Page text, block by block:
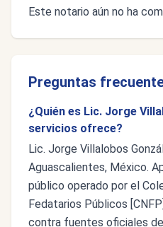
Este notario aún no ha
Preguntas
¿Quién es Lic. Jorge
servicios ofrece?
Lic. Jorge Villalobos
Aguascalientes, México.
público operado por el
Fedatarios Públicos
contra fuentes oficiales